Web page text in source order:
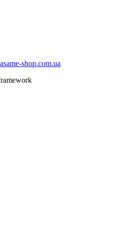
shop.com.ua